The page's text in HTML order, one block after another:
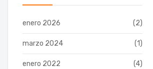
enero 2026 (2)
marzo 2024 (1)
enero 2022 (4)